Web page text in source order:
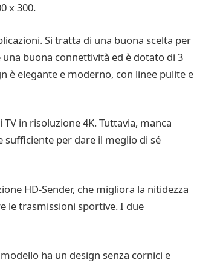
x 300.
Si tratta di una buona scelta per
buona connettività ed è dotato di 3
è elegante e moderno, con linee pulite e
in risoluzione 4K. Tuttavia, manca
sufficiente per dare il meglio di sé
HD-Sender, che migliora la nitidezza
le trasmissioni sportive. I due
ha un design senza cornici e